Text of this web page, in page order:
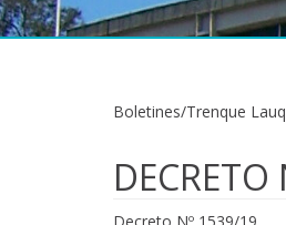
Boletines/Trenque